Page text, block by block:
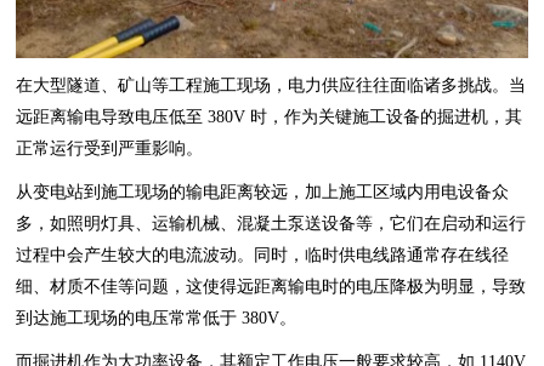
在大型隧道、矿山等工程施工现场，电力供应往往面临诸多挑战。当
远距离输电导致电压低至 380V 时，作为关键施工设备的掘进机，其
正常运行受到严重影响。
从变电站到施工现场的输电距离较远，加上施工区域内用电设备众
多，如照明灯具、运输机械、混凝土泵送设备等，它们在启动和运行
过程中会产生较大的电流波动。同时，临时供电线路通常存在线径
细、材质不佳等问题，这使得远距离输电时的电压降极为明显，导致
到达施工现场的电压常常低于 380V。
而掘进机作为大功率设备，其额定工作电压一般要求较高，如 1140V